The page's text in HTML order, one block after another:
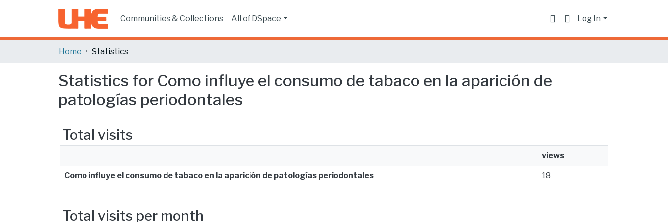
Communities & Collections All of DSpace Log In
Home Statistics
Statistics for Como influye el consumo de tabaco en la aparición de
patologías periodontales
Total visits
views
Como influye el consumo de tabaco en la aparición de patologías periodontales 18
Total visits per month